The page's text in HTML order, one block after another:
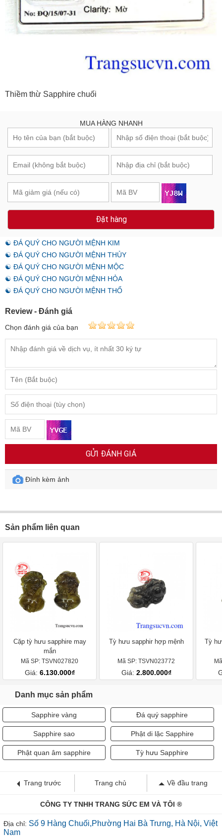
Thiềm thừ Sapphire chuối
MUA HÀNG NHANH
Đặt hàng
☯ ĐÁ QUÝ CHO NGƯỜI MỆNH KIM
☯ ĐÁ QUÝ CHO NGƯỜI MỆNH THỦY
☯ ĐÁ QUÝ CHO NGƯỜI MỆNH MỘC
☯ ĐÁ QUÝ CHO NGƯỜI MỆNH HỎA
☯ ĐÁ QUÝ CHO NGƯỜI MỆNH THỔ
Review - Đánh giá
Chọn đánh giá của bạn
GỬI ĐÁNH GIÁ
Đính kèm ảnh
Sản phẩm liên quan
Cặp tỳ hưu sapphire may
mắn
Mã SP: TSVN027820
Giá: 6.130.000₫
Tỳ hưu sapphir hợp mệnh
Mã SP: TSVN023772
Giá: 2.800.000₫
Tỳ
Danh mục sản phẩm
Sapphire vàng Đá quý sapphire
Sapphire sao Phật di lặc Sapphire
Phật quan âm sapphire Tỳ hưu Sapphire
Trang trước Trang chủ Về đầu trang
CÔNG TY TNHH TRANG SỨC EM VÀ TÔI ®
Địa chỉ: Số 9 Hàng Chuối,Phường Hai Bà Trưng, Hà Nội, Việt
Nam